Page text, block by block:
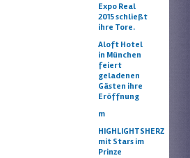
Expo Real
2015 schließt
ihre Tore.
Aloft Hotel
in München
feiert
geladenen
Gästen ihre
Eröffnung
m
HIGHLIGHTSHERZ
mit Stars im
Prinze